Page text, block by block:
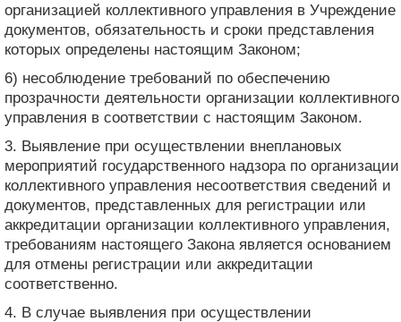
организацией коллективного управления в Учреждение
документов, обязательность и сроки представления
которых определены настоящим Законом;
6) несоблюдение требований по обеспечению
прозрачности деятельности организации коллективного
управления в соответствии с настоящим Законом.
3. Выявление при осуществлении внеплановых
мероприятий государственного надзора по организации
коллективного управления несоответствия сведений и
документов, представленных для регистрации или
аккредитации организации коллективного управления,
требованиям настоящего Закона является основанием
для отмены регистрации или аккредитации
соответственно.
4. В случае выявления при осуществлении